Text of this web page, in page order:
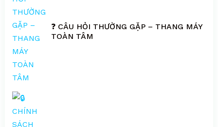
cơ
bản
phụ
thuộc
vào
sang
trọng
và
tiện
❓ CÂU HỎI THƯỜNG GẶP – THANG MÁY
TOÀN TÂM